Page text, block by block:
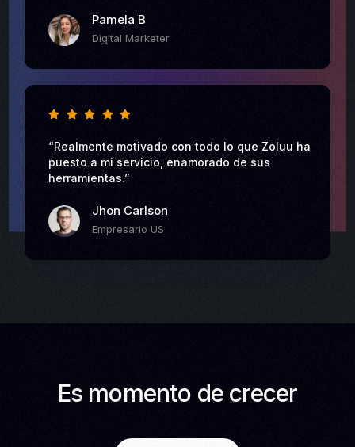
Pamela B
Digital Marketer
“Realmente motivado con todo lo que Zoluu ha
puesto a mi servicio, enamorado de sus
herramientas.”
Jhon Carlson
Empresario US
Es momento de crecer